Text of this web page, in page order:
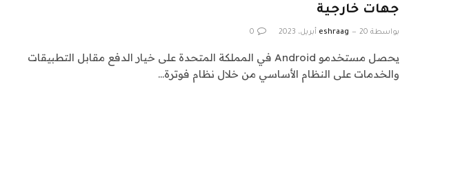
جهات خارجية
بواسطة eshraag 20 أبريل، 2023 0
يحصل مستخدمو Android في المملكة المتحدة على خيار الدفع مقابل التطبيقات
والخدمات على النظام الأساسي من خلال نظام فوترة…